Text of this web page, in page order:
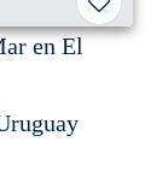
en El